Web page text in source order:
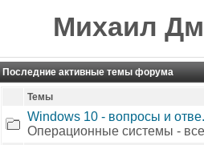
Михаил
Последние активные темы форума
Темы
Windows 10 - вопросы и
Операционные системы - все